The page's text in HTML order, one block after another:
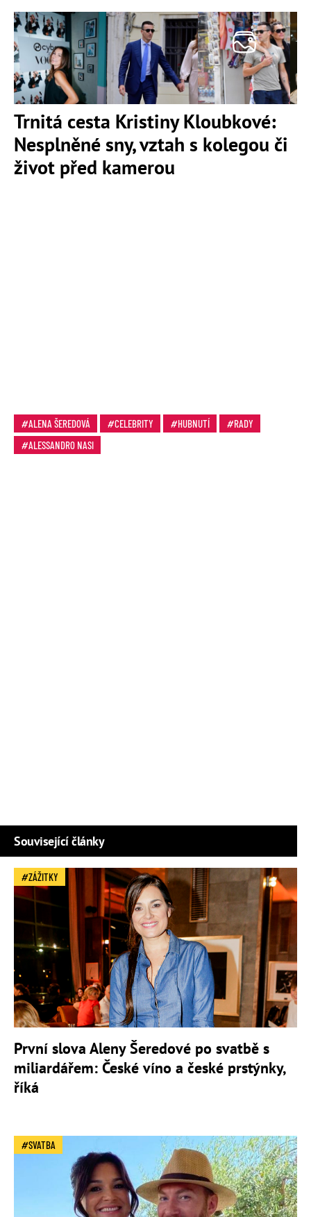
Trnitá cesta Kristiny Kloubkové:
Nesplněné sny, vztah s kolegou či
život před kamerou
ALENA ŠEREDOVÁ CELEBRITY HUBNUTÍ
RADY
ALESSANDRO NASI
Související články
ZÁŽITKY
První slova Aleny Šeredové po svatbě s
miliardářem: České víno a české prstýnky,
říká
SVATBA